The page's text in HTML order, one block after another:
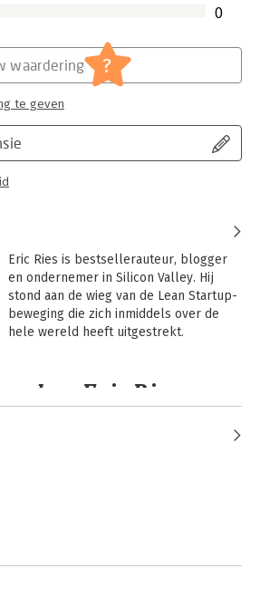
0
waardering ?
te geven
Eric Ries is bestsellerauteur, blogger
en ondernemer in Silicon Valley. Hij
stond aan de wieg van de Lean Startup-
beweging die zich inmiddels over de
hele wereld heeft uitgestrekt.
door Eric Ries